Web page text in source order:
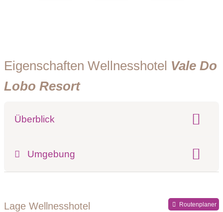
Eigenschaften Wellnesshotel Vale Do
Lobo Resort
Überblick
Umgebung
Lage Wellnesshotel Routenplaner